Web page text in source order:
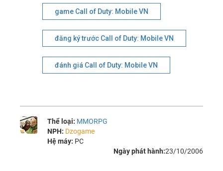
game Call of Duty: Mobile VN
đăng ký trước Call of Duty: Mobile VN
đánh giá Call of Duty: Mobile VN
Thể loại: MMORPG
NPH: Dzogame
Hệ máy: PC
Ngày phát hành:23/10/2006